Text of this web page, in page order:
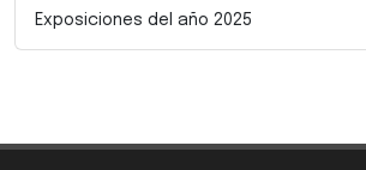
Exposiciones del año 2025